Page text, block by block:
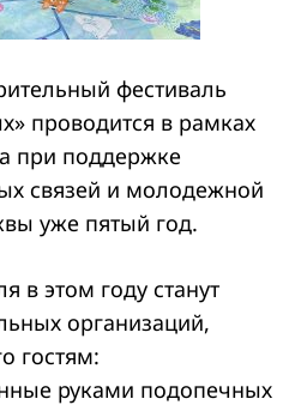
фестиваль
проводится в рамках
при поддержке
связей и молодежной
уже пятый год.
в этом году станут
организаций,
гостям:
руками подопечных